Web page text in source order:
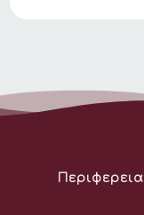
Διεύθυνση: